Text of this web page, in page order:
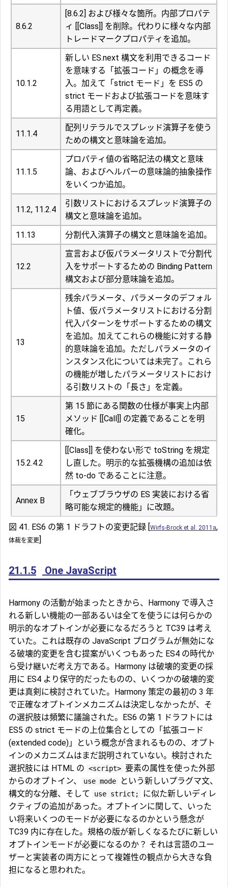
8.6.2
[8.6.2] および様々な箇所。内部プロパテ
ィ [[Class]] を削除。代わりに様々な内部
トレードマークプロパティを追加。
10.1.2
新しい ES.next 構文を利用できるコード
を意味する「拡張コード」の概念を導
入。加えて「strict モード」を ES5 の
strict モードおよび拡張コードを意味す
る用語として再定義。
11.1.4
配列リテラルでスプレッド演算子を使う
ための構文と意味論を追加。
11.1.5
プロパティ値の省略記法の構文と意味
論、およびヘルパーの意味論的抽象操作
をいくつか追加。
11.2, 11.2.4
引数リストにおけるスプレッド演算子の
構文と意味論を追加。
11.13
分割代入演算子の構文と意味論を追加。
12.2
宣言および仮パラメータリストで分割代
入をサポートするための Binding Pattern
構文および部分意味論を追加。
13
残余パラメータ、パラメータのデフォル
ト値、仮パラメータリストにおける分割
代入パターンをサポートするための構文
を追加。加えてこれらの機能に対する静
的意味論を追加。ただしパラメータのイ
ンスタンス化については未完了。これら
の機能が増したパラメータリストにおけ
る引数リストの「長さ」を定義。
15
第 15 節にある関数の仕様が事実上内部
メソッド [[Call]] の定義であることを明
確化。
15.2.4.2
[[Class]] を使わない形で toString を規定
し直した。明示的な拡張機構の追加は依
然 to-do であることに注意。
Annex B
「ウェブブラウザの ES 実装における省
略可能な規定的機能」に改題。
図 41. ES6 の第 1 ドラフトの変更記録 [Wirfs-Brock et al. 2011a,
体裁を変更]
21.1.5 One JavaScript
Harmony の活動が始まったときから、Harmony で導入さ
れる新しい機能の一部あるいは全てを使うには何らかの
明示的なオプトインが必要になるだろうと TC39 は考え
ていた。これは既存の JavaScript プログラムが無効にな
る破壊的変更を含む提案がいくつもあった ES4 の時代か
ら受け継いだ考え方である。Harmony は破壊的変更の採
用に ES4 より保守的だったものの、いくつかの破壊的変
更は真剣に検討されていた。Harmony 策定の最初の 3 年
で正確なオプトインメカニズムは決定しなかったが、そ
の選択肢は頻繁に議論された。ES6 の第 1 ドラフトには
ES5 の strict モードの上位集合としての「拡張コード
(extended code)」という概念が含まれるものの、オプト
インのメカニズムはまだ説明されていない。検討された
選択肢には HTML の <script> 要素の属性を使った外部
からのオプトイン、
use mode
という新しいプラグマ文、
構文的な分離、そして
use strict;
に似た新しいディレ
クティブの追加があった。オプトインに関して、いった
い将来いくつのモードが必要になるのかという懸念が
TC39 内に存在した。規格の版が新しくなるたびに新しい
オプトインモードが必要になるのか？ それは言語のユー
ザーと実装者の両方にとって複雑性の観点から大きな負
担になると思われた。